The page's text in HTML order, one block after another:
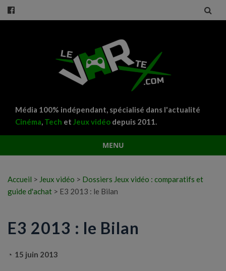
Média 100% indépendant, spécialisé dans l'actualité
Cinéma, Tech et Jeux vidéo depuis 2011.
MENU
Accueil > Jeux vidéo > Dossiers Jeux vidéo : comparatifs et
guide d'achat > E3 2013 : le Bilan
E3 2013 : le Bilan
15 juin 2013